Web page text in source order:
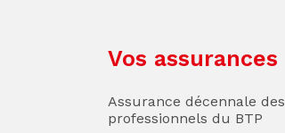
Vos assurances
Assurance décennale des
professionnels du BTP